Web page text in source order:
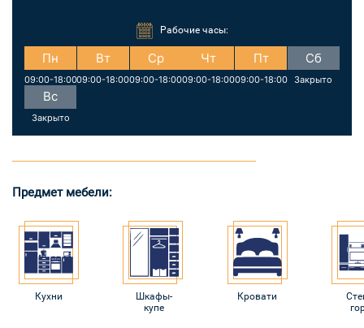
Рабочие часы:
Пн
09:00-18:00
Вт
09:00-18:00
Ср
09:00-18:00
Чт
09:00-18:00
Пт
09:00-18:00
Сб
Закрыто
Вс
Закрыто
Предмет мебели:
Кухни
Шкафы-
купе
Кровати